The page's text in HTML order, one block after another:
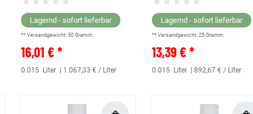
Lagernd - sofort lieferbar
** Versandgewicht: 50 Gramm.
16,01 € *
0.015 Liter | 1.067,33 € / Liter
Lagernd - sofort lieferbar
** Versandgewicht: 25 Gramm.
13,39 € *
0.015 Liter | 892,67 € / Liter